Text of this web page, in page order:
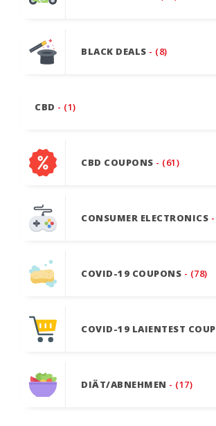
BLACK DEALS - (8)
CBD - (1)
CBD COUPONS - (61)
CONSUMER ELECTRONICS
COVID-19 COUPONS - (78)
COVID-19 LAIENTEST
DIÄT/ABNEHMEN - (17)